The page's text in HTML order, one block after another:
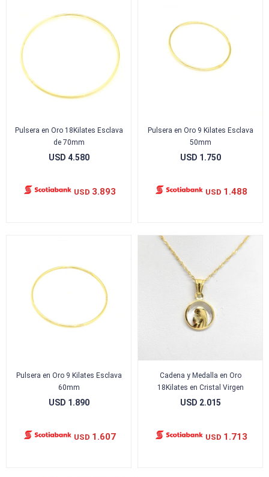
Pulsera en Oro 18Kilates Esclava
de 70mm
USD 4.580
USD 3.893
Pulsera en Oro 9 Kilates Esclava
50mm
USD 1.750
USD 1.488
Pulsera en Oro 9 Kilates Esclava
60mm
USD 1.890
USD 1.607
Cadena y Medalla en Oro
18Kilates en Cristal Virgen
USD 2.015
USD 1.713